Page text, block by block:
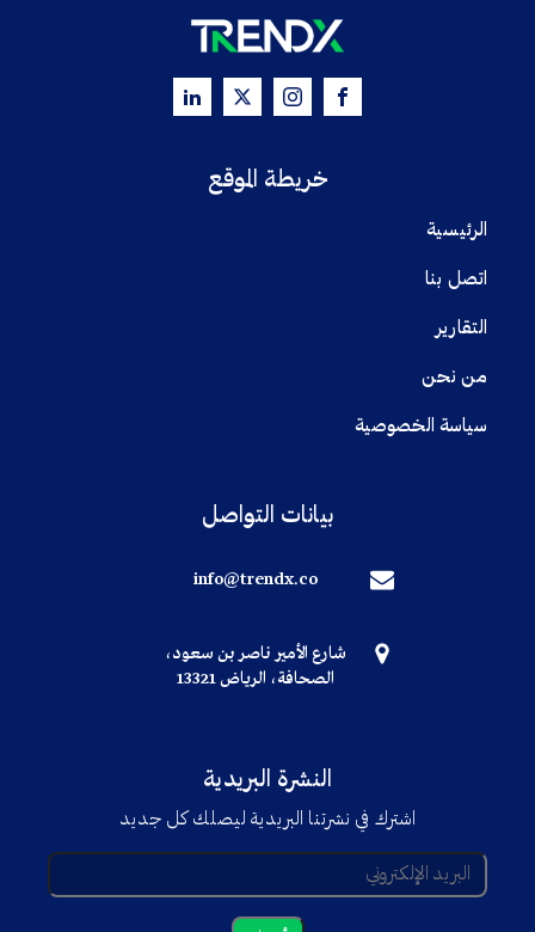
خريطة الموقع
الرئيسية
اتصل بنا
التقارير
من نحن
سياسة الخصوصية
بيانات التواصل
info@trendx.co
شارع الأمير ناصر بن سعود،
الصحافة، الرياض 13321
النشرة البريدية
اشترك في نشرتنا البريدية ليصلك كل جديد